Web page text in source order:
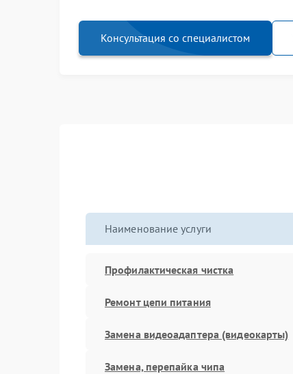
Консультация со специалистом
Наименование услуги
Профилактическая чистка
Ремонт цепи питания
Замена видеоадаптера (видеокарты)
Замена, перепайка чипа